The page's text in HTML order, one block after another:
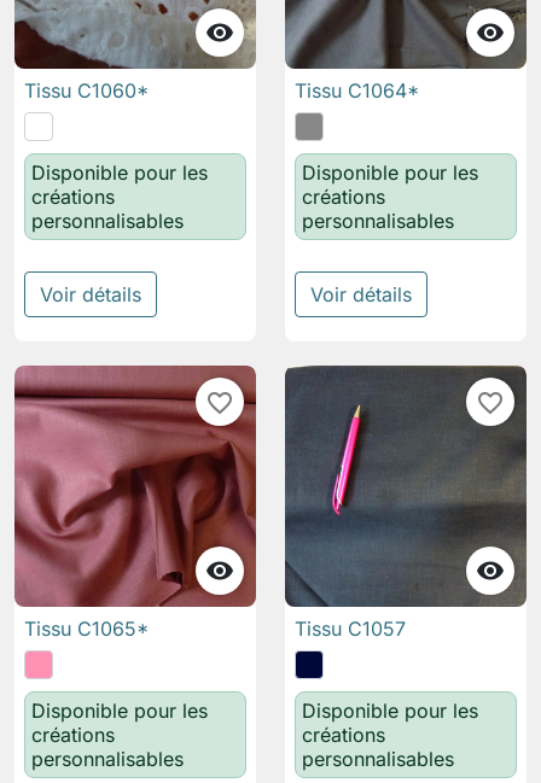

Tissu C1060*
Disponible pour les
créations
personnalisables
Voir détails

Tissu C1064*
Disponible pour les
créations
personnalisables
Voir détails

favorite_border
Tissu C1065*
Disponible pour les
créations
personnalisables

favorite_border
Tissu C1057
Disponible pour les
créations
personnalisables